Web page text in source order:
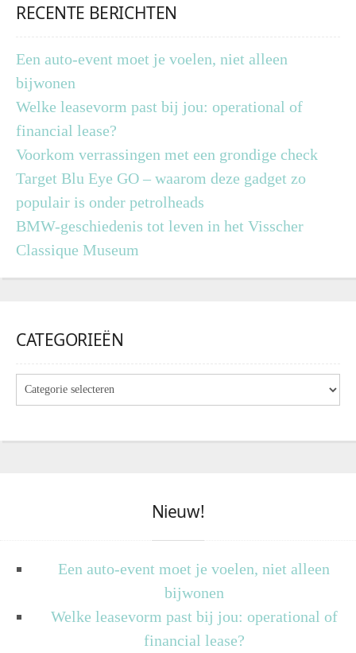
RECENTE BERICHTEN
Een auto-event moet je voelen, niet alleen
bijwonen
Welke leasevorm past bij jou: operational of
financial lease?
Voorkom verrassingen met een grondige check
Target Blu Eye GO – waarom deze gadget zo
populair is onder petrolheads
BMW-geschiedenis tot leven in het Visscher
Classique Museum
CATEGORIEËN
Nieuw!
Een auto-event moet je voelen, niet alleen
bijwonen
Welke leasevorm past bij jou: operational of
financial lease?